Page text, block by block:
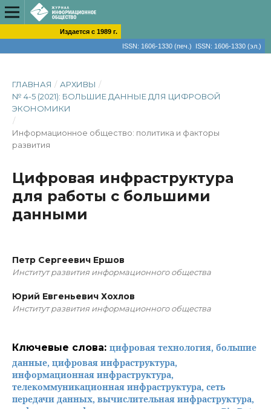
Издается с 1989 г.
ISSN: 1606-1330 (печ.) ISSN: 1606-1330 (эл.)
ГЛАВНАЯ / АРХИВЫ /
№ 4-5 (2021): БОЛЬШИЕ ДАННЫЕ ДЛЯ ЦИФРОВОЙ
ЭКОНОМИКИ
/
Информационное общество: политика и факторы
развития
Цифровая инфраструктура
для работы с большими
данными
Петр Сергеевич Ершов
Институт развития информационного общества
Юрий Евгеньевич Хохлов
Институт развития информационного общества
Ключевые слова: цифровая технология, большие
данные, цифровая инфраструктура,
информационная инфраструктура,
телекоммуникационная инфраструктура, сеть
передачи данных, вычислительная инфраструктура,